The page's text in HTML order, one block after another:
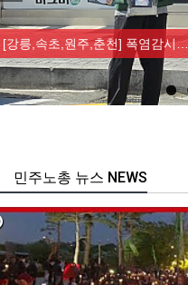
[강릉,속초,원주,춘천] 폭염감시…
주노총 뉴스 NEWS